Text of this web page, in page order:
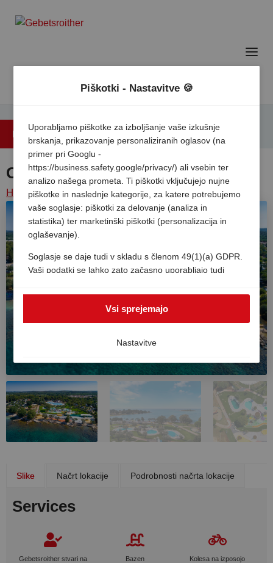
Nazaj na pregled
Camping Polari
Home / Hrvaska / Istra / Rovinj / Camping polari
Slike Načrt lokacije Podrobnosti načrta lokacije
Services
Gebetsroither stvari na
Bazen Kolesa na izposojo
Piškotki - Nastavitve 🍪
Uporabljamo piškotke za izboljšanje vaše izkušnje
brskanja, prikazovanje personaliziranih oglasov (na
primer pri Googlu -
https://business.safety.google/privacy/) ali vsebin ter
analizo našega prometa. Ti piškotki vključujejo nujne
piškotke in naslednje kategorije, za katere potrebujemo
vaše soglasje: piškotki za delovanje (analiza in
statistika) ter marketinški piškotki (personalizacija in
oglaševanje).
Soglasje se daje tudi v skladu s členom 49(1)(a) GDPR.
Vaši podatki se lahko zato začasno uporabljajo tudi
ravni varstva podatkov v Evropi ni mogoče v celoti
zagotoviti, obstaja pa tveganje, da ameriški organi
obdelujejo podatke za namene nadzora in spremljanja,
Nastavitve
Vsi sprejemajo